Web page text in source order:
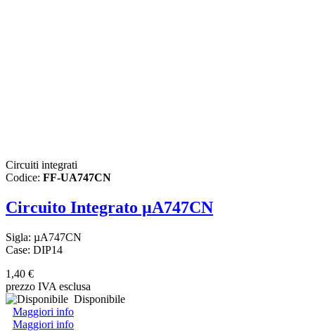
Circuiti integrati
Codice: FF-UA747CN
Circuito Integrato µA747CN
Sigla: µA747CN
Case: DIP14
1,40 €
prezzo IVA esclusa
Disponibile
Maggiori info
Maggiori info